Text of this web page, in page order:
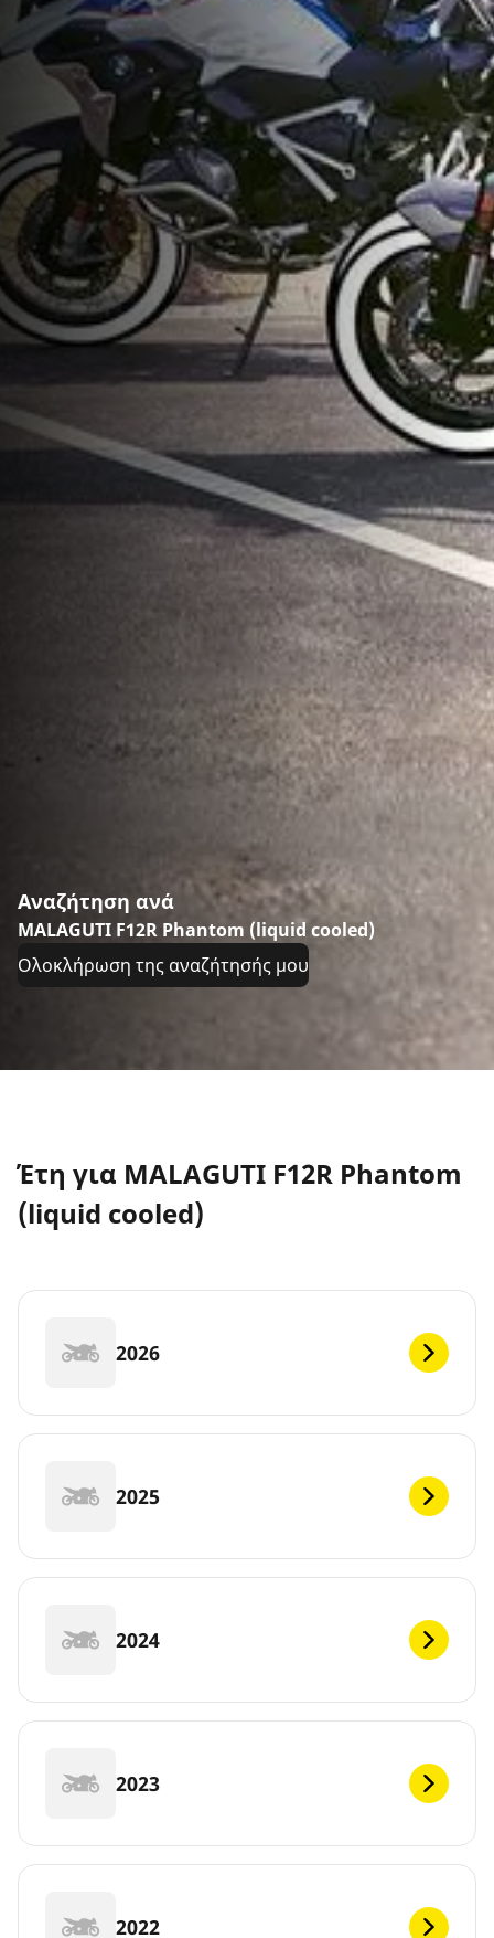
Αναζήτηση ανά
MALAGUTI F12R Phantom (liquid cooled)
Ολοκλήρωση της αναζήτησής μου
Έτη για MALAGUTI F12R Phantom
(liquid cooled)
2026
2025
2024
2023
2022